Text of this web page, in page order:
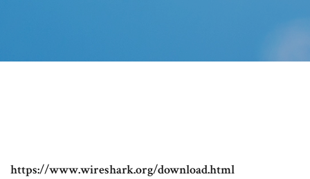
https://www.wireshark.org/download.html